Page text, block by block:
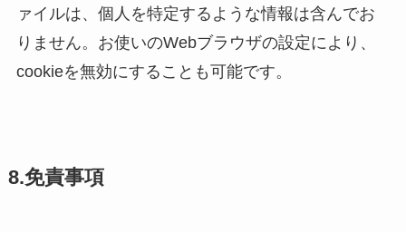
ァイルは、個人を特定するような情報は含んでお
りません。お使いのWebブラウザの設定により、
cookieを無効にすることも可能です。
8.免責事項